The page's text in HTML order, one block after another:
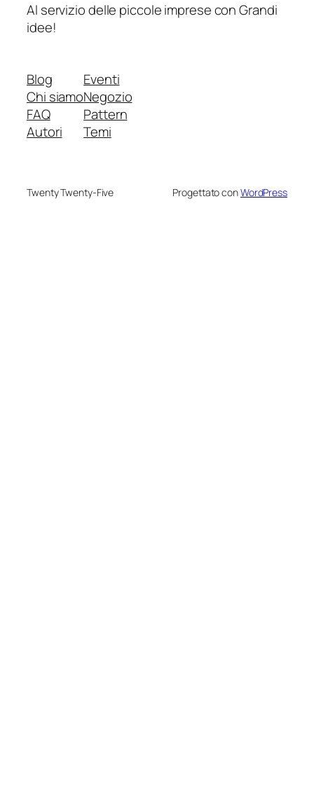
Al servizio delle piccole imprese con Grandi
idee!
Blog
Chi siamo
FAQ
Autori
Eventi
Negozio
Pattern
Temi
Twenty Twenty-Five Progettato conWordPress